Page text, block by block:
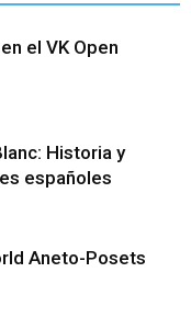
el VK Open
Historia y
españoles
Aneto-Posets